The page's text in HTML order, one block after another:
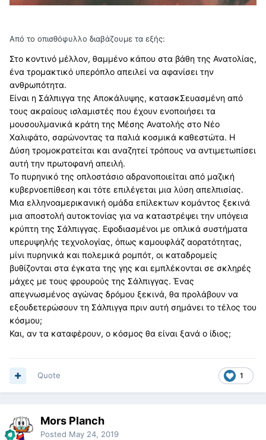
Από το οπισθόφυλλο διαβάζουμε τα εξής:
Στο κοντινό μέλλον, θαμμένο κάπου στα βάθη της Ανατολίας,
ένα τρομακτικό υπερόπλο απειλεί να αφανίσει την
ανθρωπότητα.
Είναι η Σάλπιγγα της Αποκάλυψης, κατασκΣευασμένη από
τους ακραίους ισλαμιστές που έχουν ενοποιήσει τα
μουσουλμανικά κράτη της Μέσης Ανατολής στο Νέο
Χαλιφάτο, σαρώνοντας τα παλιά κοσμικά καθεστώτα. Η
Δύση τρομοκρατείται και αναζητεί τρόπους να αντιμετωπίσει
αυτή την πρωτοφανή απειλή.
Το πυρηνικό της οπλοστάσιο αδρανοποιείται από μαζική
κυβερνοεπίθεση και τότε επιλέγεται μια λύση απελπισίας.
Μια ελληνοαμερικανική ομάδα επίλεκτων κομάντος ξεκινά
μια αποστολή αυτοκτονίας για να καταστρέψει την υπόγεια
κρύπτη της Σάλπιγγας. Εφοδιασμένοι με οπλικά συστήματα
υπερυψηλής τεχνολογίας, όπως καμουφλάζ αορατότητας,
μίνι πυρηνικά και πολεμικά ρομπότ, οι καταδρομείς
βυθίζονται στα έγκατα της γης και εμπλέκονται σε σκληρές
μάχες με τους φρουρούς της Σάλπιγγας. Ένας
απεγνωσμένος αγώνας δρόμου ξεκινά, θα προλάβουν να
εξουδετερώσουν τη Σάλπιγγα πριν αυτή σημάνει το τέλος του
κόσμου;
Και, αν τα καταφέρουν, ο κόσμος θα είναι ξανά ο ίδιος;
1
Quote
Mors Planch
Posted May 24, 2019